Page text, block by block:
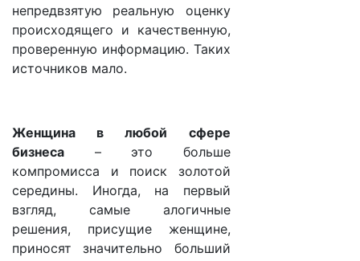
непредвзятую реальную оценку
происходящего и качественную,
проверенную информацию. Таких
источников мало.
Женщина в любой сфере
бизнеса – это больше
компромисса и поиск золотой
середины. Иногда, на первый
взгляд, самые алогичные
решения, присущие женщине,
приносят значительно больший